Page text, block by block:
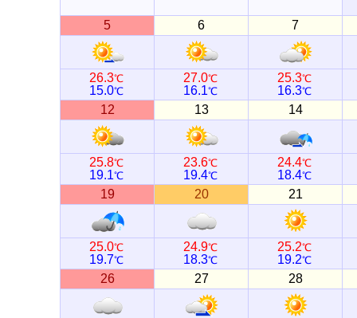
5 6 7
26.3℃
15.0℃
27.0℃
16.1℃
25.3℃
16.3℃
12 13 14
25.8℃
19.1℃
23.6℃
19.4℃
24.4℃
18.4℃
19 20 21
25.0℃
19.7℃
24.9℃
18.3℃
25.2℃
19.2℃
26 27 28